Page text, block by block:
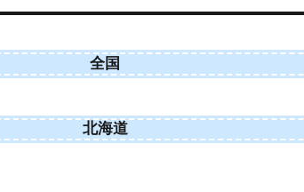
全国
北海道